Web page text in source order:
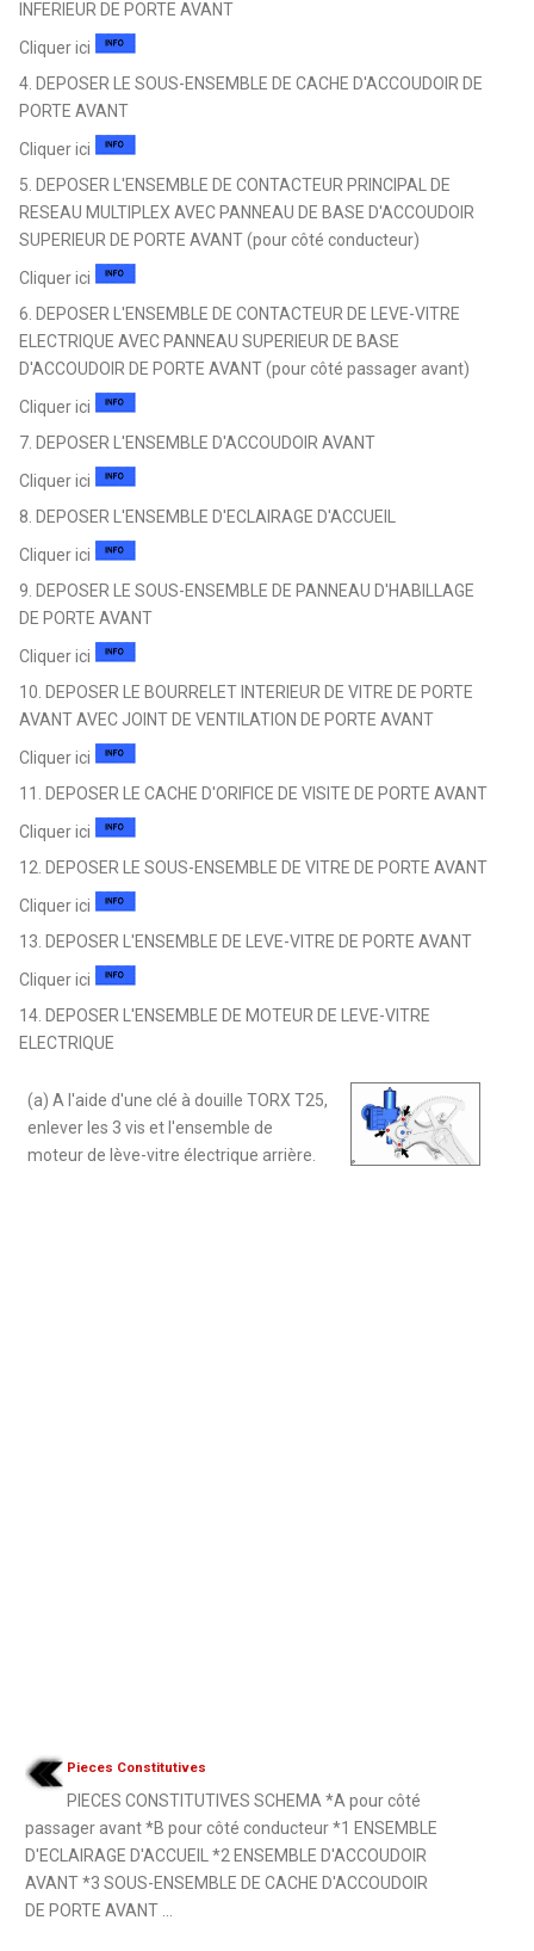
INFERIEUR DE PORTE AVANT
Cliquer ici
4. DEPOSER LE SOUS-ENSEMBLE DE CACHE D'ACCOUDOIR DE
PORTE AVANT
Cliquer ici
5. DEPOSER L'ENSEMBLE DE CONTACTEUR PRINCIPAL DE
RESEAU MULTIPLEX AVEC PANNEAU DE BASE D'ACCOUDOIR
SUPERIEUR DE PORTE AVANT (pour côté conducteur)
Cliquer ici
6. DEPOSER L'ENSEMBLE DE CONTACTEUR DE LEVE-VITRE
ELECTRIQUE AVEC PANNEAU SUPERIEUR DE BASE
D'ACCOUDOIR DE PORTE AVANT (pour côté passager avant)
Cliquer ici
7. DEPOSER L'ENSEMBLE D'ACCOUDOIR AVANT
Cliquer ici
8. DEPOSER L'ENSEMBLE D'ECLAIRAGE D'ACCUEIL
Cliquer ici
9. DEPOSER LE SOUS-ENSEMBLE DE PANNEAU D'HABILLAGE
DE PORTE AVANT
Cliquer ici
10. DEPOSER LE BOURRELET INTERIEUR DE VITRE DE PORTE
AVANT AVEC JOINT DE VENTILATION DE PORTE AVANT
Cliquer ici
11. DEPOSER LE CACHE D'ORIFICE DE VISITE DE PORTE AVANT
Cliquer ici
12. DEPOSER LE SOUS-ENSEMBLE DE VITRE DE PORTE AVANT
Cliquer ici
13. DEPOSER L'ENSEMBLE DE LEVE-VITRE DE PORTE AVANT
Cliquer ici
14. DEPOSER L'ENSEMBLE DE MOTEUR DE LEVE-VITRE
ELECTRIQUE
(a) A l'aide d'une clé à douille TORX T25,
enlever les 3 vis et l'ensemble de
moteur de lève-vitre électrique arrière.
Pieces Constitutives
PIECES CONSTITUTIVES SCHEMA *A pour côté
passager avant *B pour côté conducteur *1 ENSEMBLE
D'ECLAIRAGE D'ACCUEIL *2 ENSEMBLE D'ACCOUDOIR
AVANT *3 SOUS-ENSEMBLE DE CACHE D'ACCOUDOIR
DE PORTE AVANT ...